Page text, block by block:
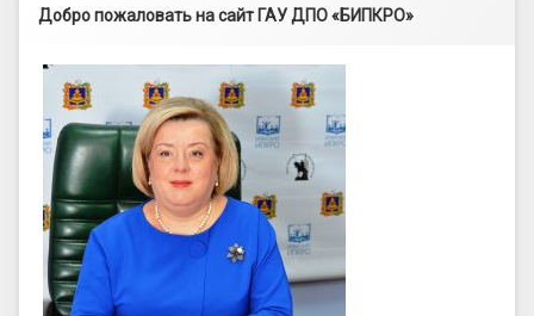
Добро пожаловать на сайт ГАУ ДПО «БИПКРО»